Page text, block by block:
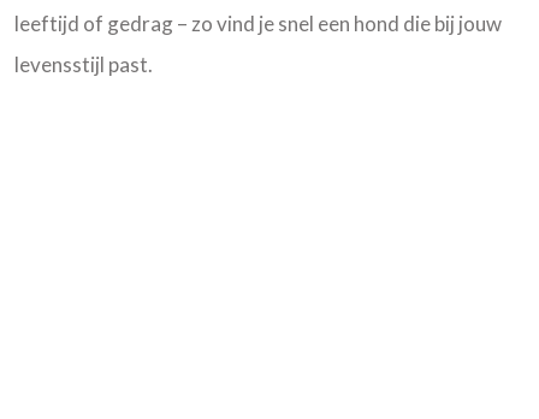
leeftijd of gedrag – zo vind je snel een hond die bij jouw
levensstijl past.